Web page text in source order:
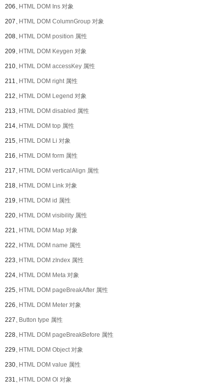
206、HTML DOM Ins 对象
207、HTML DOM ColumnGroup 对象
208、HTML DOM position 属性
209、HTML DOM Keygen 对象
210、HTML DOM accessKey 属性
211、HTML DOM right 属性
212、HTML DOM Legend 对象
213、HTML DOM disabled 属性
214、HTML DOM top 属性
215、HTML DOM Li 对象
216、HTML DOM form 属性
217、HTML DOM verticalAlign 属性
218、HTML DOM Link 对象
219、HTML DOM id 属性
220、HTML DOM visibility 属性
221、HTML DOM Map 对象
222、HTML DOM name 属性
223、HTML DOM zIndex 属性
224、HTML DOM Meta 对象
225、HTML DOM pageBreakAfter 属性
226、HTML DOM Meter 对象
227、Button type 属性
228、HTML DOM pageBreakBefore 属性
229、HTML DOM Object 对象
230、HTML DOM value 属性
231、HTML DOM Ol 对象